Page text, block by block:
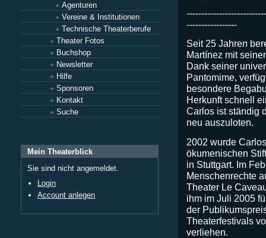
Agenturen
Vereine & Institutionen
Technische Theaterberufe
Theater Fotos
Buchshop
Newsletter
Hilfe
Sponsoren
Kontakt
Suche
Mein Theaterblick
Sie sind nicht angemeldet.
Login
Account anlegen
-----------------
Seit 25 Jahren
Martínez mit
Dank seiner
Pantomime,
besondere
Herkunft schnell
Carlos ist ständig
neu auszuloten.
2002 wurde
ökumenischen
in Stuttgart. Im
Menschenrechte
Theater Le
ihm im Juli 2005
der
Theaterfestivals
verliehen.